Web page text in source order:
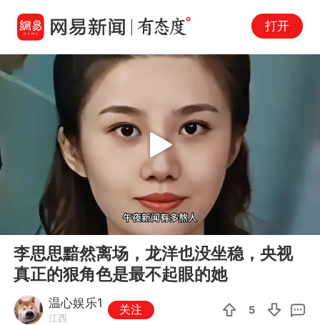
打开
00:00 05:48
Play
李思思黯然离场，龙洋也没坐稳，央视
真正的狠角色是最不起眼的她
温心娱乐1
江西
关注 5